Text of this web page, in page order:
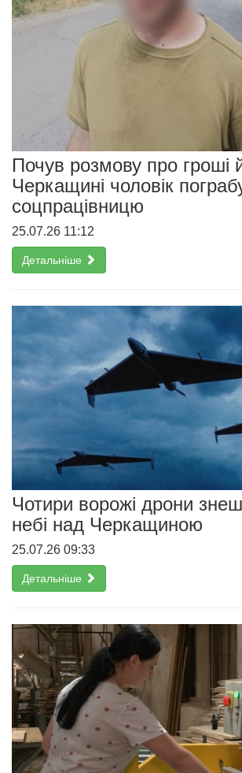
Почув розмову про гроші
Черкащині чоловік
соцпрацівницю
25.07.26 11:12
Детальніше
Чотири ворожі дрони
небі над Черкащиною
25.07.26 09:33
Детальніше